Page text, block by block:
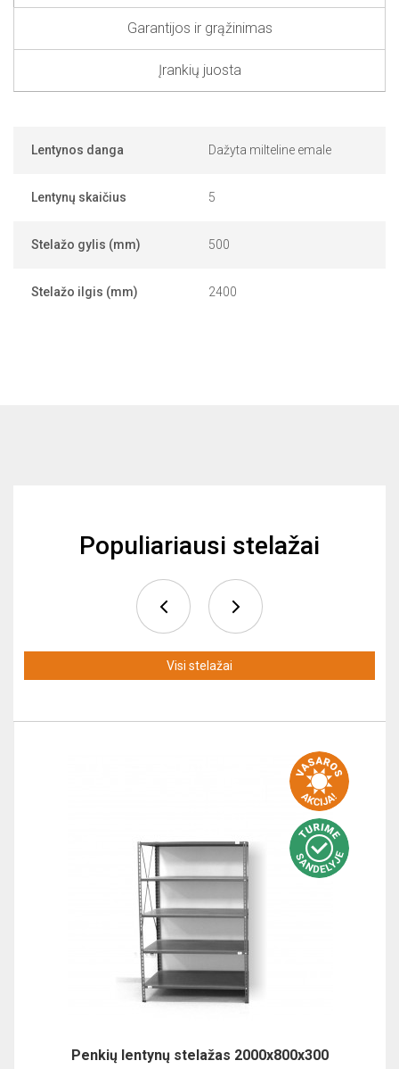
Garantijos ir grąžinimas
Įrankių juosta
Lentynos danga Dažyta milteline emale
Lentynų skaičius 5
Stelažo gylis (mm) 500
Stelažo ilgis (mm) 2400
Populiariausi stelažai
Visi stelažai
Penkių lentynų stelažas 2000x800x300